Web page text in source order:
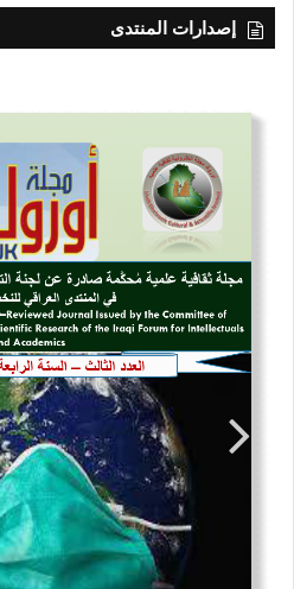
إصدارات المنتدى